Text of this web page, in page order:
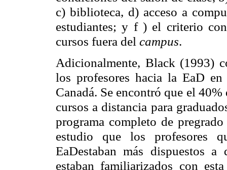
c) biblioteca, d) acceso a
estudiantes; y f ) el criterio
cursos fuera del campus.
Adicionalmente, Black (1993)
los profesores hacia la EaD
Canadá. Se encontró que el
cursos a distancia para
programa completo de
estudio que los profesores
EaDestaban más dispuestos
estaban familiarizados con